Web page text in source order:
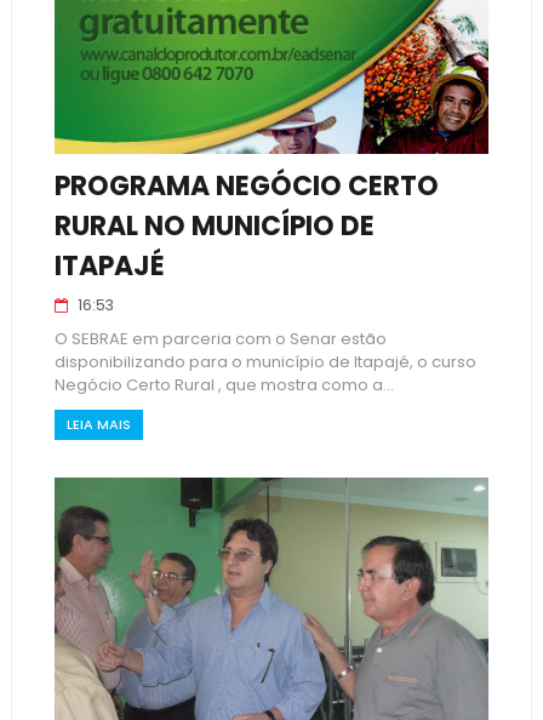
PROGRAMA NEGÓCIO CERTO
RURAL NO MUNICÍPIO DE
ITAPAJÉ
16:53
O SEBRAE em parceria com o Senar estão
disponibilizando para o município de Itapajé, o curso
Negócio Certo Rural , que mostra como a...
LEIA MAIS